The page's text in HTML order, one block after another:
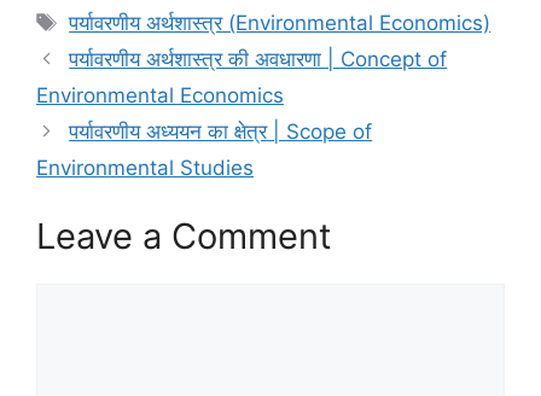
Tags
पर्यावरणीय अर्थशास्त्र (Environmental Economics)
पर्यावरणीय अर्थशास्त्र की अवधारणा | Concept of
Environmental Economics
पर्यावरणीय अध्ययन का क्षेत्र | Scope of
Environmental Studies
Leave a Comment